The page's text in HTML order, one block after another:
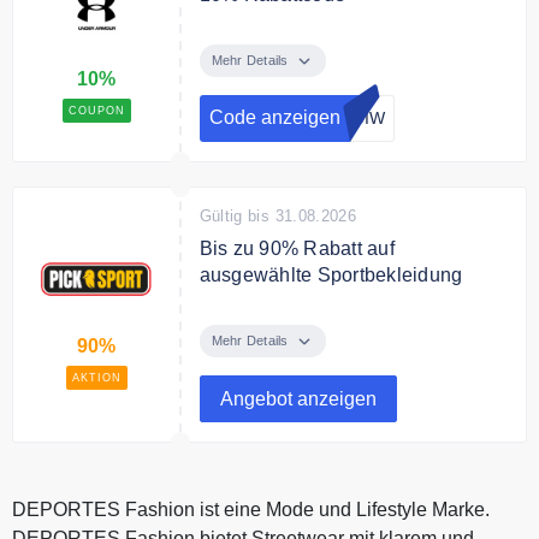
10%
COUPON
auf Deinen Einkauf.
Mehr Details
Code anzeigen -DIW
90%
AKTION
Gültig bis 31.08.2026
Bis zu 90% Rabatt auf
ausgewählte Sportbekleidung
Sportbekleidung in der Outlet
Mehr Details
Angebot anzeigen
DEPORTES Fashion ist eine Mode und Lifestyle Marke.